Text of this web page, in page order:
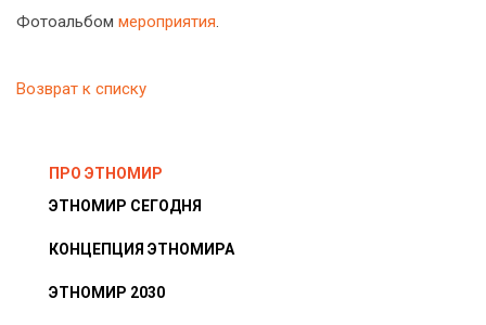
Фотоальбом мероприятия.
Возврат к списку
ПРО ЭТНОМИР
ЭТНОМИР СЕГОДНЯ
КОНЦЕПЦИЯ ЭТНОМИРА
ЭТНОМИР 2030